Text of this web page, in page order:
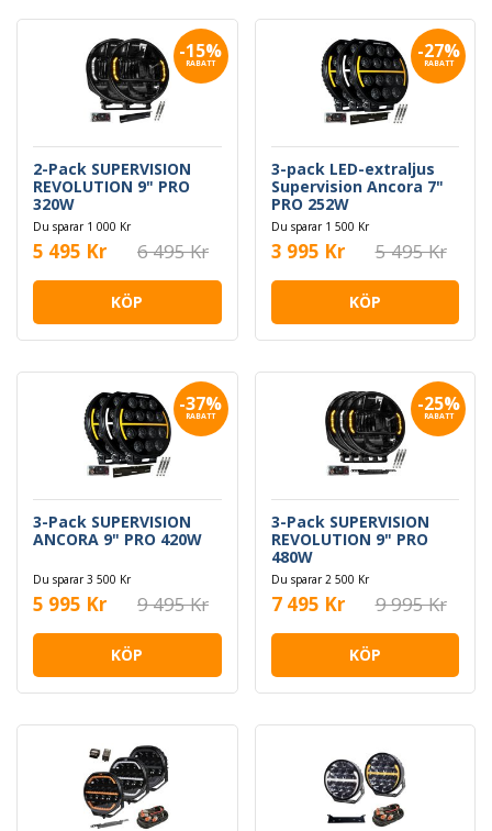
-15%
RABATT
2-Pack SUPERVISION
REVOLUTION 9" PRO
320W
Du sparar 1 000 Kr
5 495 Kr 6 495 Kr
KÖP
-27%
RABATT
3-pack LED-extraljus
Supervision Ancora 7"
PRO 252W
Du sparar 1 500 Kr
3 995 Kr 5 495 Kr
KÖP
-37%
RABATT
3-Pack SUPERVISION
ANCORA 9" PRO 420W
Du sparar 3 500 Kr
5 995 Kr 9 495 Kr
KÖP
-25%
RABATT
3-Pack SUPERVISION
REVOLUTION 9" PRO
480W
Du sparar 2 500 Kr
7 495 Kr 9 995 Kr
KÖP